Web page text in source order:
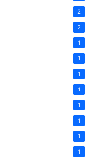
2
2
1
1
1
1
1
1
1
1